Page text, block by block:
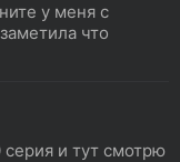
у меня с
что
и тут смотрю